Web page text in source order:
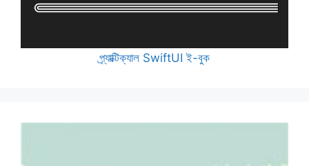
প্র্যাক্টিক্যাল SwiftUI ই-বুক